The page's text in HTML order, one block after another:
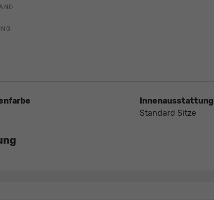
Innenausstattung
Standard Sitze